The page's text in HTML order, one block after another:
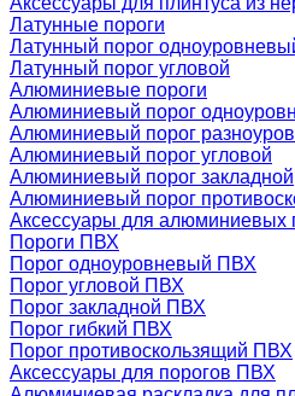
Латунные пороги
Латунный порог
Латунный порог угловой
Алюминиевые пороги
Алюминиевый порог
Алюминиевый порог
Алюминиевый порог угловой
Алюминиевый порог закладной
Алюминиевый порог
Аксессуары для алюминиевых
Пороги ПВХ
Порог одноуровневый ПВХ
Порог угловой ПВХ
Порог закладной ПВХ
Порог гибкий ПВХ
Порог противоскользящий ПВХ
Аксессуары для порогов ПВХ